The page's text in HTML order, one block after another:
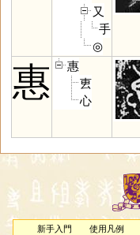
又
手
◎
惠
惠
叀
心
新手入門 使用凡例